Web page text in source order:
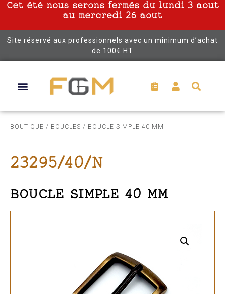
Cet été nous serons fermés du lundi 3 aout
au mercredi 26 aout
Site réservé aux professionnels avec un minimum d’achat
de 100€ HT
BOUTIQUE / BOUCLES / BOUCLE SIMPLE 40 MM
23295/40/N
BOUCLE SIMPLE 40 MM